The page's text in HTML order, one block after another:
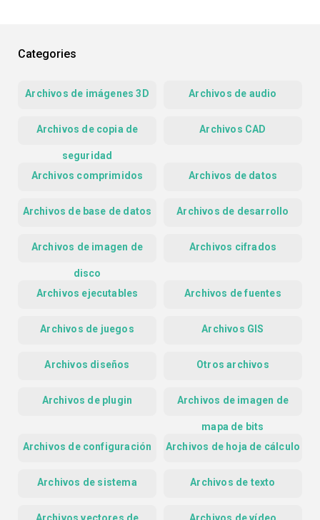
Categories
Archivos de imágenes 3D Archivos de audio
Archivos de copia de
seguridad
Archivos CAD
Archivos comprimidos Archivos de datos
Archivos de base de datos Archivos de desarrollo
Archivos de imagen de
disco
Archivos cifrados
Archivos ejecutables Archivos de fuentes
Archivos de juegos Archivos GIS
Archivos diseños Otros archivos
Archivos de plugin Archivos de imagen de
mapa de bits
Archivos de configuración
Archivos de hoja de cálculo
Archivos de sistema Archivos de texto